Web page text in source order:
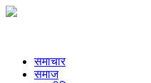
समाचार
समाज